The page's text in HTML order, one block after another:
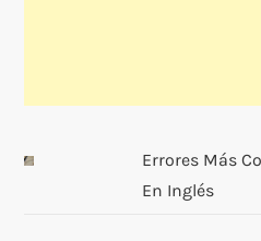
Errores Más
En Inglés